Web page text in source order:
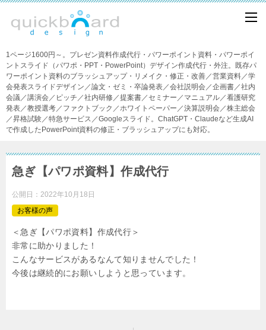
1ページ1600円～。プレゼン資料作成代行・パワーポイント資料・パワーポイ
ントスライド（パワポ・PPT・PowerPoint）デザイン作成代行・外注。既存パ
ワーポイント資料のブラッシュアップ・リメイク・修正・改善／営業資料／学
会発表スライドデザイン／論文・ゼミ・卒論発表／会社説明会／企画書／社内
会議／講演会／ピッチ／社内研修／提案書／セミナー／マニュアル／看護研究
発表／教授選考／ファクトブック／ホワイトペーパー／決算説明会／株主総会
／昇格試験／特急サービス／Googleスライド。ChatGPT・Claudeなど生成AI
で作成したPowerPoint資料の修正・ブラッシュアップにも対応。
急ぎ【パワポ資料】作成代行
公開日： 2022年10月18日
お客様の声
＜急ぎ【パワポ資料】作成代行＞
非常に助かりました！
こんなサービスがあるなんて知りませんでした！
今後は継続的にお願いしようと思っています。